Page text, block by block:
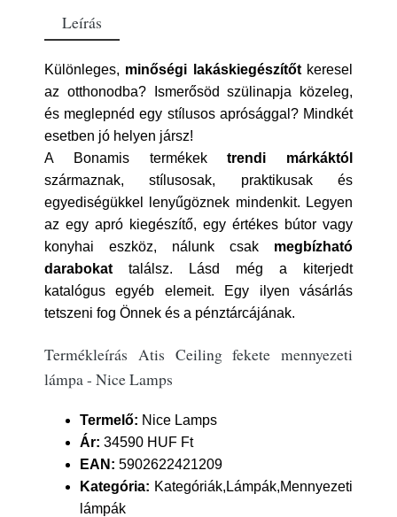
Leírás
Különleges, minőségi lakáskiegészítőtkeresel
az otthonodba? Ismerősöd szülinapja közeleg,
és meglepnéd egy stílusos aprósággal? Mindkét
esetben jó helyen jársz!
A Bonamis termékektrendi márkáktól
származnak, stílusosak, praktikusak és
egyediségükkel lenyűgöznek mindenkit. Legyen
az egy apró kiegészítő, egy értékes bútor vagy
konyhai eszköz, nálunk csak megbízható
darabokat találsz. Lásd még a kiterjedt
katalógus egyéb elemeit. Egy ilyen vásárlás
tetszeni fog Önnek és a pénztárcájának.
Termékleírás Atis Ceiling fekete mennyezeti
lámpa - Nice Lamps
Termelő: Nice Lamps
Ár: 34590 HUF Ft
EAN: 5902622421209
Kategória: Kategóriák,Lámpák,Mennyezeti
lámpák